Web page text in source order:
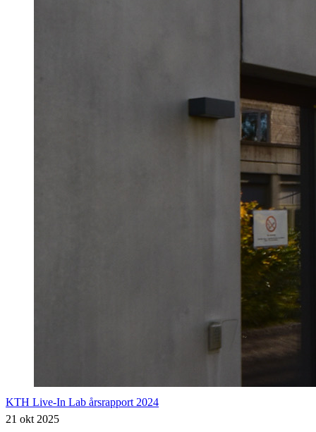
KTH Live-In Lab årsrapport 2024
21 okt 2025